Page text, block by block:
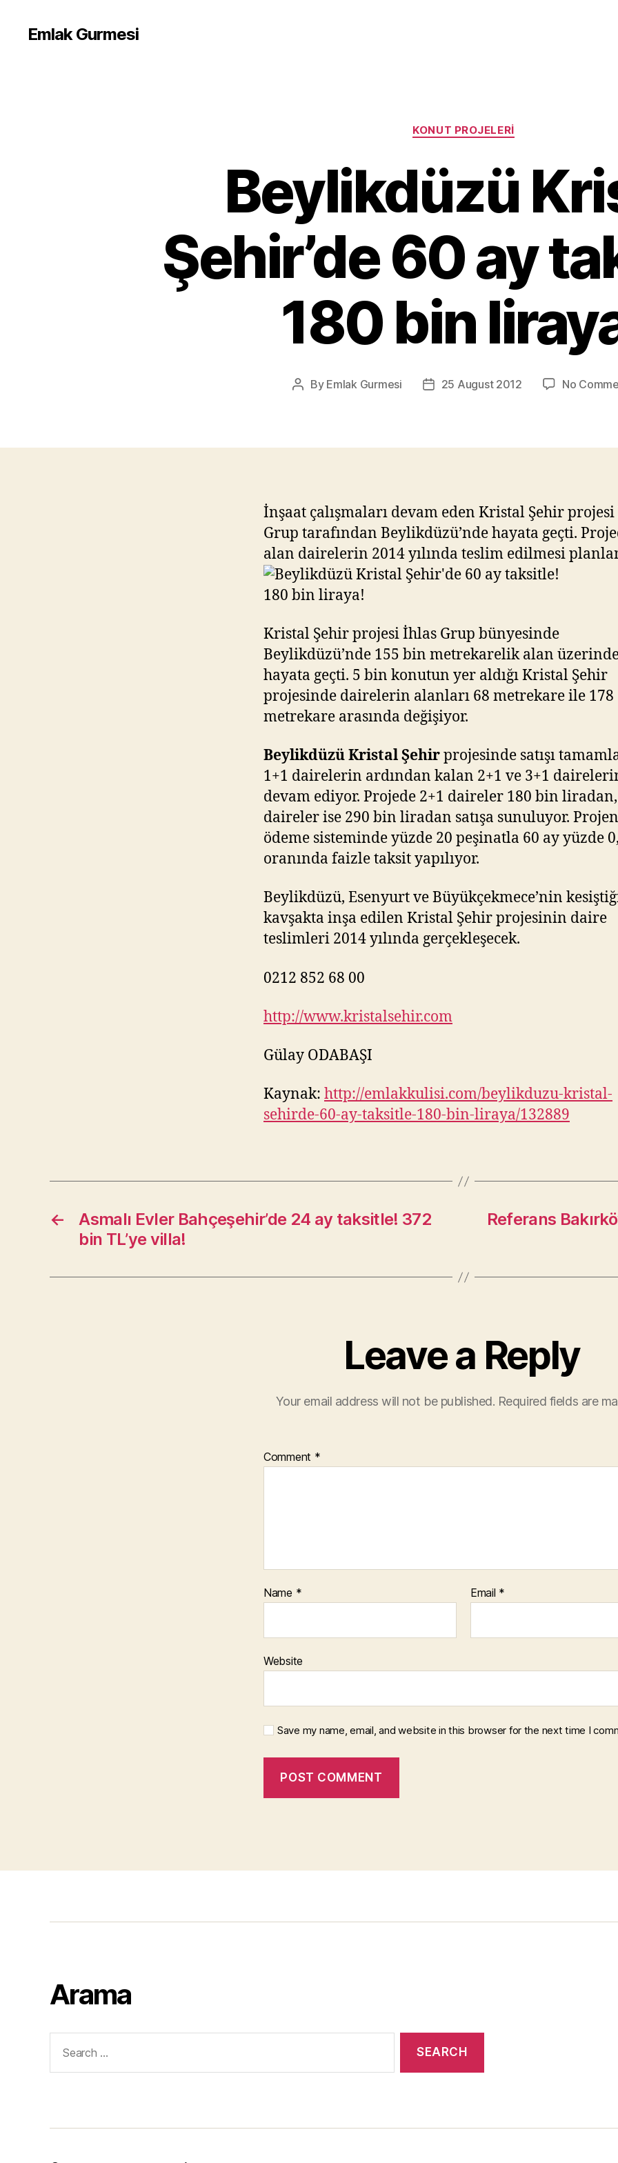
Emlak Gurmesi
Categories
KONUT PROJELERI
Beylikdüzü
Şehir’de 60 ay
180 bin
Post
By Emlak Gurmesi
Post25 August 2012 No
İnşaat çalışmaları devam eden Kristal Şehir
Grup tarafından Beylikdüzü’nde hayata geçti.
alan dairelerin 2014 yılında teslim edilmesi
Kristal Şehir projesi İhlas Grup bünyesinde
Beylikdüzü’nde 155 bin metrekarelik alan
hayata geçti. 5 bin konutun yer aldığı Kristal Şehir
projesinde dairelerin alanları 68 metrekare ile 178
metrekare arasında değişiyor.
Beylikdüzü Kristal Şehirprojesinde satışı
1+1 dairelerin ardından kalan 2+1 ve 3+1 dairelerin
devam ediyor. Projede 2+1 daireler 180 bin liradan,
daireler ise 290 bin liradan satışa sunuluyor.
ödeme sisteminde yüzde 20 peşinatla 60 ay yüzde
oranında faizle taksit yapılıyor.
Beylikdüzü, Esenyurt ve Büyükçekmece’nin
kavşakta inşa edilen Kristal Şehir projesinin daire
teslimleri 2014 yılında gerçekleşecek.
0212 852 68 00
http://www.kristalsehir.com
Gülay ODABAŞI
Kaynak: http://emlakkulisi.com/beylikduzu-kristal-
sehirde-60-ay-taksitle-180-bin-liraya/132889
←
Asmalı Evler Bahçeşehir’de 24 ay taksitle! 372
bin TL’ye villa!
Referans
Leave a Reply
Your email address will not be published. Required fields are
Comment *
Name * Email *
Website
Save my name, email, and website in this browser for the next time I
Arama
for: